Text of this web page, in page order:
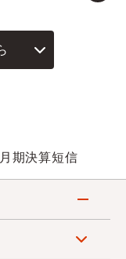
期決算短信